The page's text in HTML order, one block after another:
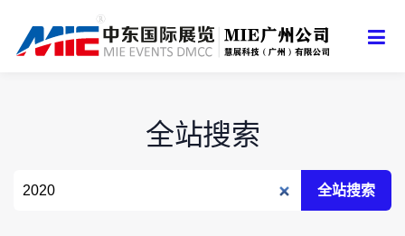
全站搜索
全站搜索